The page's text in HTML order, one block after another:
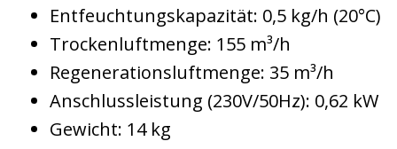
Entfeuchtungskapazität: 0,5 kg/h (20°C)
Trockenluftmenge: 155 m³/h
Regenerationsluftmenge: 35 m³/h
Anschlussleistung (230V/50Hz): 0,62 kW
Gewicht: 14 kg